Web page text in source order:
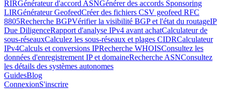
RIRGénérateur d'accord ASNGénérer des accords Sponsoring
LIRGénérateur GeofeedCréer des fichiers CSV geofeed RFC
8805Recherche BGPVérifier la visibilité BGP et l'état du routageIP
Due DiligenceRapport d'analyse IPv4 avant achatCalculateur de
sous-réseauxCalculez les sous-réseaux et plages CIDRCalculateur
IPv4Calculs et conversions IPRecherche WHOISConsultez les
données d'enregistrement IP et domaineRecherche ASNConsultez
les détails des systèmes autonomes
GuidesBlog
ConnexionS'inscrire